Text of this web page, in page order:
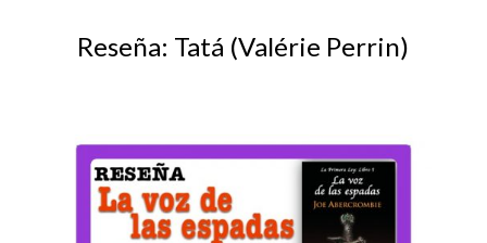
Reseña: Tatá (Valérie Perrin)